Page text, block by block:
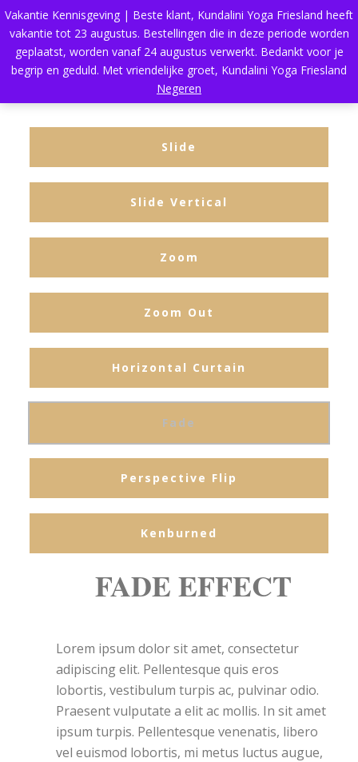
Slide
Slide Vertical
Zoom
Zoom Out
Horizontal Curtain
Fade
Perspective Flip
Kenburned
FADE EFFECT
Lorem ipsum dolor sit amet, consectetur
adipiscing elit. Pellentesque quis eros
lobortis, vestibulum turpis ac, pulvinar odio.
Praesent vulputate a elit ac mollis. In sit amet
ipsum turpis. Pellentesque venenatis, libero
vel euismod lobortis, mi metus luctus augue,
Vakantie Kennisgeving | Beste klant, Kundalini Yoga Friesland heeft
vakantie tot 23 augustus. Bestellingen die in deze periode worden
geplaatst, worden vanaf 24 augustus verwerkt. Bedankt voor je
begrip en geduld. Met vriendelijke groet, Kundalini Yoga Friesland
Negeren